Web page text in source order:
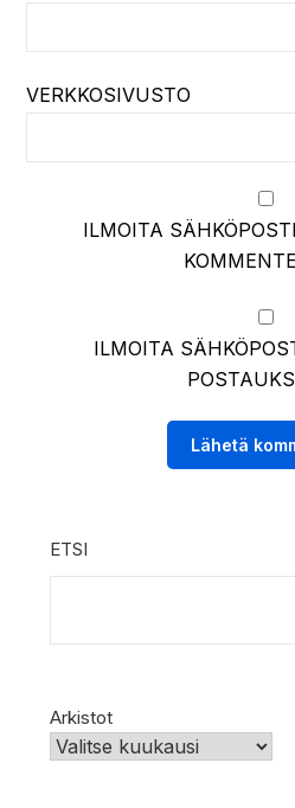
VERKKOSIVUSTO
ILMOITA
ILMOITA
ETSI
Arkistot